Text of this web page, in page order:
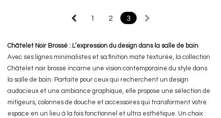
1 2 3
Châtelet Noir Brossé : L’expression du design dans la salle de bain
Avec ses lignes minimalistes et sa finition mate texturée, la collection
Châtelet noir brossé incarne une vision contemporaine du style dans
la salle de bain. Parfaite pour ceux qui recherchent un design
audacieux et une ambiance graphique, elle propose une sélection de
mitigeurs, colonnes de douche et accessoires qui transforment votre
espace en un lieu à la fois fonctionnel et ultra esthétique. Un choix